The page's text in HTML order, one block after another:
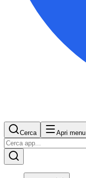
Cerca Apri menu